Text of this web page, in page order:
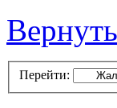
Перейти: